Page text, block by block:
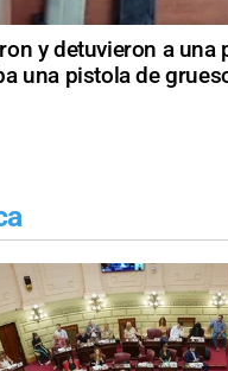
y detuvieron a una
una pistola de